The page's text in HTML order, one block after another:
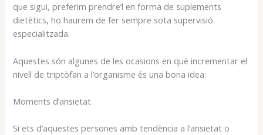
que sigui, preferim prendre’l en forma de suplements
dietètics, ho haurem de fer sempre sota supervisió
especialitzada.
Aquestes són algunes de les ocasions en què incrementar el
nivell de triptòfan a l’organisme és una bona idea:
Moments d’ansietat
Si ets d’aquestes persones amb tendència a l’ansietat o